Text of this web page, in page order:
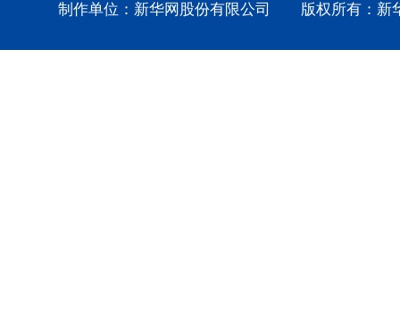
制作单位：新华网股份有限公司 版权所有：新